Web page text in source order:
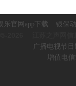
乐官网app下载 银保
广播电视节
增值电